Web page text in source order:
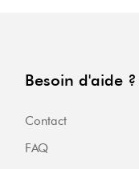
Besoin d'aide ?
Contact
FAQ